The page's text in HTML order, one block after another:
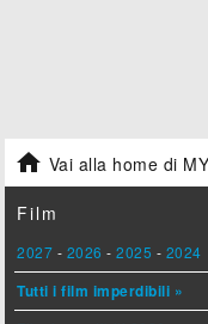
 Vai alla home di
Film
2027 - 2026 -2025 - 2024
Tutti i film imperdibili »